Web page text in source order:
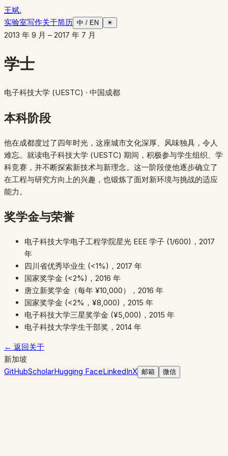
王斌.
实验室写作关于简历 中 / EN ☀
2013 年 9 月 – 2017 年 7 月
学士
电子科技大学 (UESTC) · 中国成都
本科阶段
他在成都度过了四年时光，这座城市文化深厚、风味独具，令人
难忘。就读电子科技大学 (UESTC) 期间，积极参与学生组织、学
科竞赛，并不断探索新技术与新理念。这一阶段使他逐步确立了
在工程与研究方向上的兴趣，也锻炼了面对新环境与挑战的适应
能力。
奖学金与荣誉
电子科技大学电子工程学院星光 EEE 学子 (1/600)，2017
年
四川省优秀毕业生 (<1%)，2017 年
国家奖学金 (<2%)，2016 年
唐立新奖学金（每年 ¥10,000），2016 年
国家奖学金 (<2%，¥8,000)，2015 年
电子科技大学三星奖学金 (¥5,000)，2015 年
电子科技大学学生干部奖，2014 年
← 返回关于
新加坡
GitHubScholarHugging FaceLinkedInX 邮箱 微信